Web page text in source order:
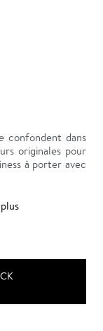
confondent dans
originales pour
à porter avec